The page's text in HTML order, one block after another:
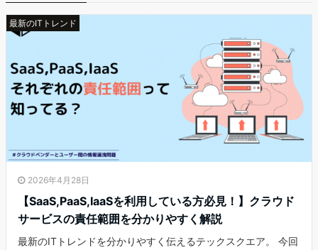
最新のITトレンド
2026年4月28日
【SaaS,PaaS,IaaSを利用している方必見！】クラウド
サービスの責任範囲を分かりやすく解説
最新のITトレンドを分かりやすく伝えるテックスクエア。 今回